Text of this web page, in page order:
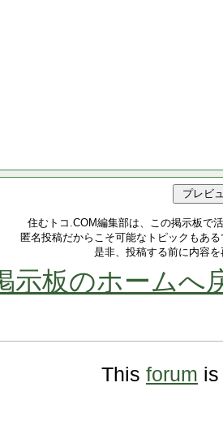
住むトコ.COM編集部は、この掲示板で
匿名投稿だからこそ可能なトピックもあ
是非、投稿する前に内容
示板のホームへ
This forum